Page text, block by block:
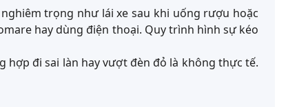
trọng như lái xe sau khi uống rượu hoặc
hay dùng điện thoại. Quy trình hình sự kéo
đi sai làn hay vượt đèn đỏ là không thực tế.